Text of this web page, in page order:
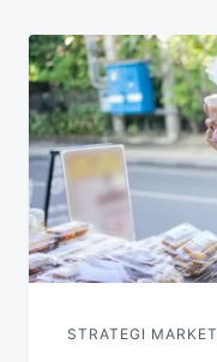
STRATEGI